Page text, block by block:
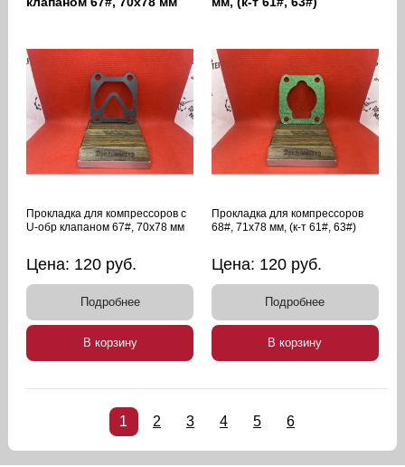
Прокладка для компрессоров с
U-обр клапаном 67#, 70х78 мм
Цена: 120 руб.
Подробнее
В корзину
Прокладка для компрессоров
68#, 71х78 мм, (к-т 61#, 63#)
Цена: 120 руб.
Подробнее
В корзину
1 2 3 4 5 6